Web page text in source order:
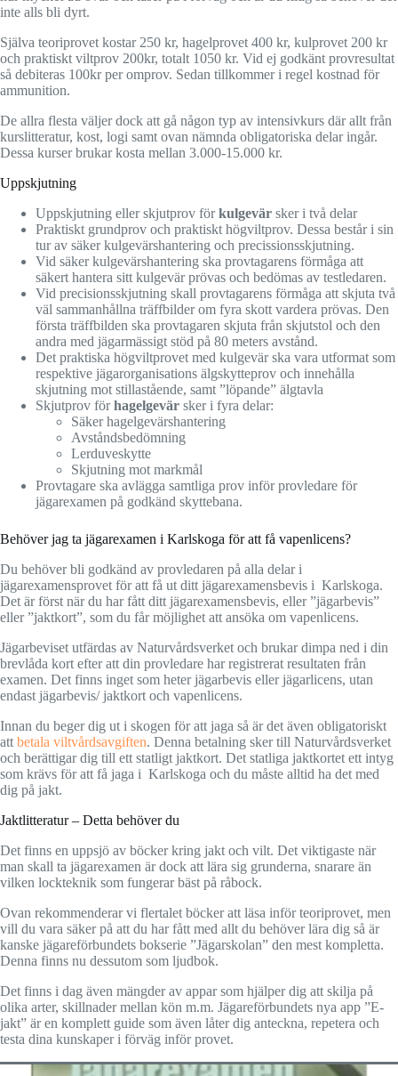
inte alls bli dyrt.
Själva teoriprovet kostar 250 kr, hagelprovet 400 kr, kulprovet 200 kr
och praktiskt viltprov 200kr, totalt 1050 kr. Vid ej godkänt provresultat
så debiteras 100kr per omprov. Sedan tillkommer i regel kostnad för
ammunition.
De allra flesta väljer dock att gå någon typ av intensivkurs där allt från
kurslitteratur, kost, logi samt ovan nämnda obligatoriska delar ingår.
Dessa kurser brukar kosta mellan 3.000-15.000 kr.
Uppskjutning
Uppskjutning eller skjutprov förkulgevär sker i två delar
Praktiskt grundprov och praktiskt högviltprov. Dessa består i sin
tur av säker kulgevärshantering och precissionsskjutning.
Vid säker kulgevärshantering ska provtagarens förmåga att
säkert hantera sitt kulgevär prövas och bedömas av testledaren.
Vid precisionsskjutning skall provtagarens förmåga att skjuta två
väl sammanhållna träffbilder om fyra skott vardera prövas. Den
första träffbilden ska provtagaren skjuta från skjutstol och den
andra med jägarmässigt stöd på 80 meters avstånd.
Det praktiska högviltprovet med kulgevär ska vara utformat som
respektive jägarorganisations älgskytteprov och innehålla
skjutning mot stillastående, samt ”löpande” älgtavla
Skjutprov förhagelgevär sker i fyra delar:
Säker hagelgevärshantering
Avståndsbedömning
Lerduveskytte
Skjutning mot markmål
Provtagare ska avlägga samtliga prov inför provledare för
jägarexamen på godkänd skyttebana.
Behöver jag ta jägarexamen i Karlskoga för att få vapenlicens?
Du behöver bli godkänd av provledaren på alla delar i
jägarexamensprovet för att få ut ditt jägarexamensbevis i Karlskoga.
Det är först när du har fått ditt jägarexamensbevis, eller ”jägarbevis”
eller ”jaktkort”, som du får möjlighet att ansöka om vapenlicens.
Jägarbeviset utfärdas av Naturvårdsverket och brukar dimpa ned i din
brevlåda kort efter att din provledare har registrerat resultaten från
examen. Det finns inget som heter jägarbevis eller jägarlicens, utan
endast jägarbevis/ jaktkort och vapenlicens.
Innan du beger dig ut i skogen för att jaga så är det även obligatoriskt
att betala viltvårdsavgiften. Denna betalning sker till Naturvårdsverket
och berättigar dig till ett statligt jaktkort. Det statliga jaktkortet ett intyg
som krävs för att få jaga i Karlskoga och du måste alltid ha det med
dig på jakt.
Jaktlitteratur – Detta behöver du
Det finns en uppsjö av böcker kring jakt och vilt. Det viktigaste när
man skall ta jägarexamen är dock att lära sig grunderna, snarare än
vilken lockteknik som fungerar bäst på råbock.
Ovan rekommenderar vi flertalet böcker att läsa inför teoriprovet, men
vill du vara säker på att du har fått med allt du behöver lära dig så är
kanske jägareförbundets bokserie ”Jägarskolan” den mest kompletta.
Denna finns nu dessutom som ljudbok.
Det finns i dag även mängder av appar som hjälper dig att skilja på
olika arter, skillnader mellan kön m.m. Jägareförbundets nya app ”E-
jakt” är en komplett guide som även låter dig anteckna, repetera och
testa dina kunskaper i förväg inför provet.